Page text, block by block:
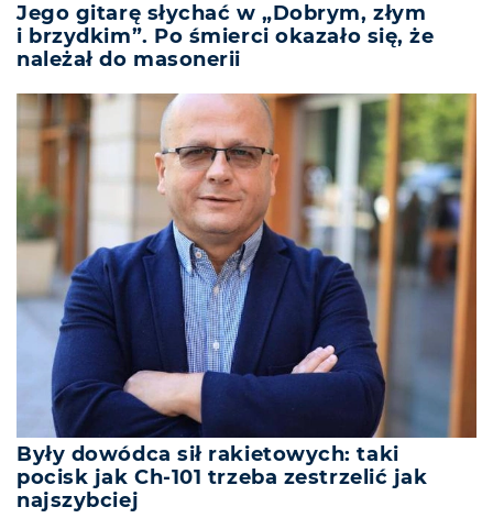
Jego gitarę słychać w „Dobrym, złym
i brzydkim”. Po śmierci okazało się, że
należał do masonerii
Były dowódca sił rakietowych: taki
pocisk jak Ch-101 trzeba zestrzelić jak
najszybciej